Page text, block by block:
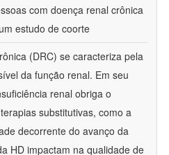
com doença renal crônica
estudo de coorte
(DRC) se caracteriza pela
da função renal. Em seu
renal obriga o
substitutivas, como a
decorrente do avanço da
HD impactam na qualidade de